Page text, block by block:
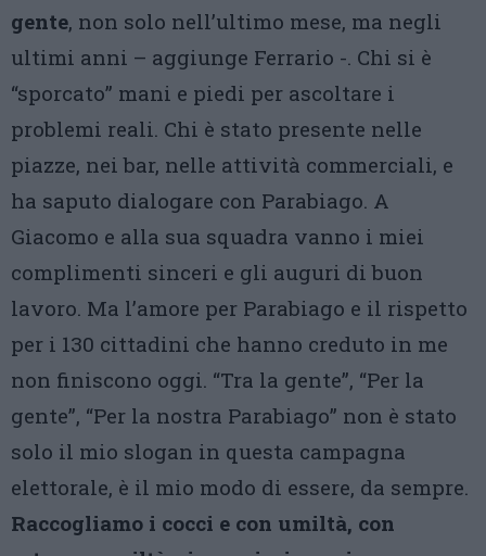
gente, non solo nell’ultimo mese, ma negli
ultimi anni – aggiunge Ferrario -. Chi si è
“sporcato” mani e piedi per ascoltare i
problemi reali. Chi è stato presente nelle
piazze, nei bar, nelle attività commerciali, e
ha saputo dialogare con Parabiago. A
Giacomo e alla sua squadra vanno i miei
complimenti sinceri e gli auguri di buon
lavoro. Ma l’amore per Parabiago e il rispetto
per i 130 cittadini che hanno creduto in me
non finiscono oggi. “Tra la gente”, “Per la
gente”, “Per la nostra Parabiago” non è stato
solo il mio slogan in questa campagna
elettorale, è il mio modo di essere, da sempre.
Raccogliamo i cocci e con umiltà, con